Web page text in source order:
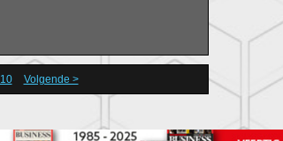
10 Volgende >